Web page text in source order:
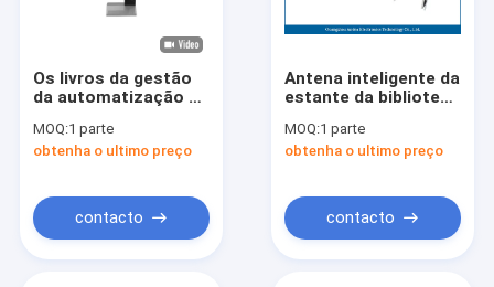
Os livros da gestão
da automatização da
verificam em/para
fora máquina do
MOQ:1 parte
obtenha o ultimo preço
contacto
Antena inteligente da
estante da biblioteca
inventário e a
pesquisa do tempo
MOQ:1 parte
obtenha o ultimo preço
contacto